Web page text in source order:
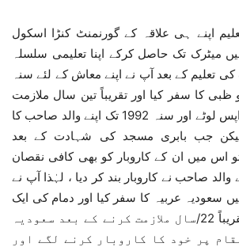
اپنے ہی علاقہ کے گورنمنٹ کنڑا اسکول
میٹرک تک حاصل کرکے اپنا تعلیمی سلسلہ
تعلیم کے بعد آپ نے اپنے معاش کے لئے سنہ
ظبی کا سفر کیا اور تقریباً تین سال ملازمت
کے بعد دوبارہ وطن واپس لوٹے اور سنہ 1992 تک اپنے والد صاحب کا
لیکن جب بابری مسجد کی شہادت کے بعد
اس میں ان کے کاروبار کو بھی کافی نقصان
والد صاحب نے کاروبار بند کر دیا ، لہٰذا آپ نے
میں سعودیہ عربیہ کا سفر کیا اور دمام کی ایک
میڈیکل کمپنی میں تقریباً 22/سال ملازمت کرنے کے بعد سعودیہ
پر خود کا کاروبار کرنے لگے اور